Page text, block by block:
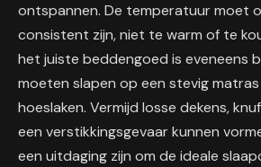
ontspannen. De temperatuur moet
consistent zijn, niet te warm of te
het juiste beddengoed is eveneens
moeten slapen op een stevig
hoeslaken. Vermijd losse dekens,
een verstikkingsgevaar kunnen
een uitdaging zijn om de ideale